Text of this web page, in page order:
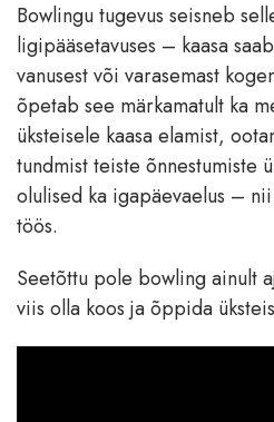
Bowlingu tugevus seisneb
ligipääsetavuses – kaasa
vanusest või varasemast
õpetab see märkamatult ka
üksteisele kaasa elamist,
tundmist teiste õnnestumiste
olulised ka igapäevaelus –
töös.
Seetõttu pole bowling ainult
viis olla koos ja õppida